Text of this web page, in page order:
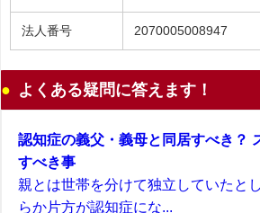
法人番号 2070005008947
よくある疑問に答えます！
認知症の義父・義母と同居すべき？
すべき事
親とは世帯を分けて独立していたと
らか片方が認知症にな...